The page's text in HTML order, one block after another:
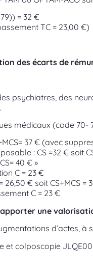
= 32 €
TC = 23,00 €)
des écarts de
psychiatres, des
médicaux (code 70-
37 € (avec
: CS =32 € soit
40 € »
C = 23 €
26,50 € soit CS+MCS =
C = 23 €
une
d’actes, à
et colposcopie